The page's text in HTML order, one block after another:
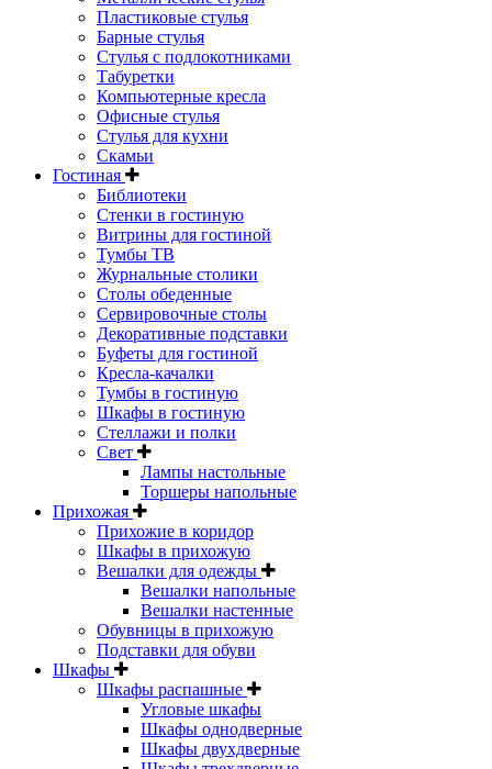
Пластиковые стулья
Барные стулья
Стулья с подлокотниками
Табуретки
Компьютерные кресла
Офисные стулья
Стулья для кухни
Скамьи
Гостиная
Библиотеки
Стенки в гостиную
Витрины для гостиной
Тумбы ТВ
Журнальные столики
Столы обеденные
Сервировочные столы
Декоративные подставки
Буфеты для гостиной
Кресла-качалки
Тумбы в гостиную
Шкафы в гостиную
Стеллажи и полки
Свет
Лампы настольные
Торшеры напольные
Прихожая
Прихожие в коридор
Шкафы в прихожую
Вешалки для одежды
Вешалки напольные
Вешалки настенные
Обувницы в прихожую
Подставки для обуви
Шкафы
Шкафы распашные
Угловые шкафы
Шкафы однодверные
Шкафы двухдверные